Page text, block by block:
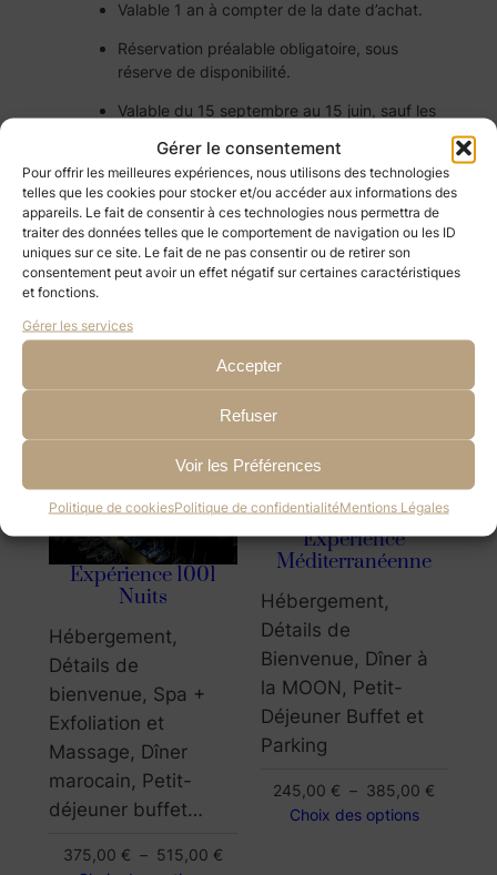
Gérer le consentement
Pour offrir les meilleures expériences, nous utilisons des technologies
telles que les cookies pour stocker et/ou accéder aux informations des
appareils. Le fait de consentir à ces technologies nous permettra de
traiter des données telles que le comportement de navigation ou les ID
uniques sur ce site. Le fait de ne pas consentir ou de retirer son
consentement peut avoir un effet négatif sur certaines caractéristiques
et fonctions.
Gérer les services
Accepter
Refuser
Voir les Préférences
Politique de cookiesPolitique de confidentialitéMentions Légales
Valable 1 an à compter de la date d’achat.
Réservation préalable obligatoire, sous
réserve de disponibilité.
Valable du 15 septembre au 15 juin, sauf les
février.
Autres expériences
Moon
Expérience 1001
Nuits
Hébergement,
Détails de
bienvenue, Spa +
Exfoliation et
Massage, Dîner
marocain, Petit-
déjeuner buffet…
375,00 € – 515,00 €Plage
Expérience
Méditerranéenne
Hébergement,
Détails de
Bienvenue, Dîner à
la MOON, Petit-
Déjeuner Buffet et
Parking
245,00 € – 385,00 €
Choix des options